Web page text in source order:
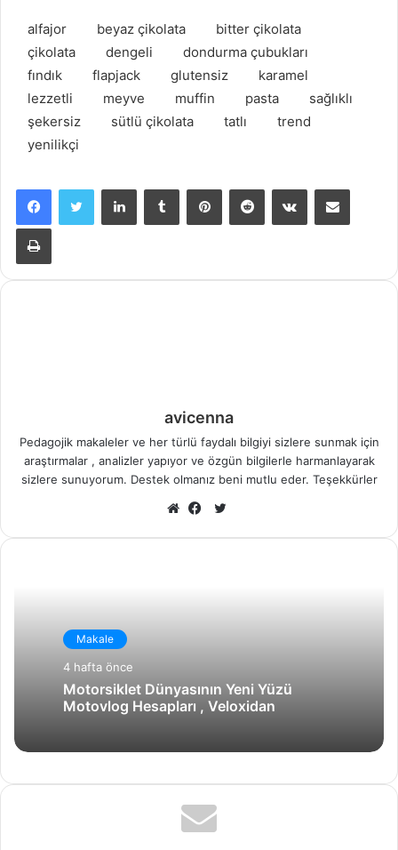
alfajor beyaz çikolata
bitter çikolata
çikolata
dengeli
dondurma çubukları
fındık
flapjack glutensiz
karamel
lezzetli
meyve muffin pasta
sağlıklı
şekersiz
sütlü çikolata tatlı
trend
yenilikçi
Facebook
X LinkedInTumblr PinterestReddit VKontakteE-Posta ile paylaş
Yazdır
avicenna
Pedagojik makaleler ve her türlü faydalı bilgiyi sizlere sunmak için
araştırmalar , analizler yapıyor ve özgün bilgilerle harmanlayarak
sizlere sunuyorum. Destek olmanız beni mutlu eder. Teşekkürler
X
Makale
4 hafta önce
Motorsiklet Dünyasının Yeni Yüzü
Motovlog Hesapları , Veloxidan